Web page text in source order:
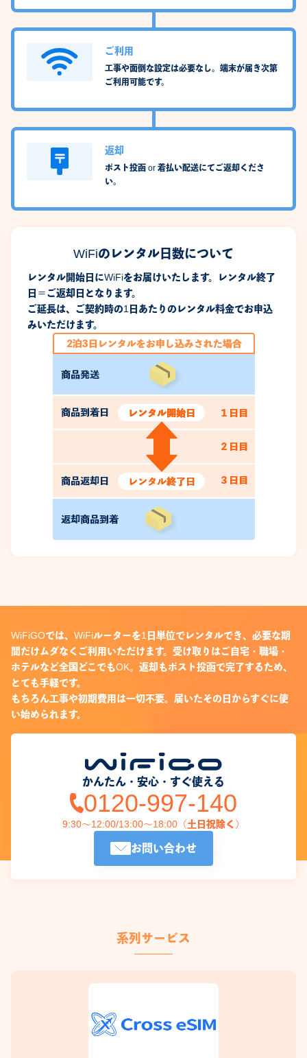
ご利用
工事や面倒な設定は必要なし。端末が届き次第
ご利用可能です。
返却
ポスト投函 or 着払い配送にてご返却くださ
い。
WiFiのレンタル日数について
レンタル開始日にWiFiをお届けいたします。レンタル終了
日＝ご返却日となります。
ご延長は、ご契約時の1日あたりのレンタル料金でお申込
みいただけます。
WiFiGOでは、WiFiルーターを1日単位でレンタルでき、必要な期
間だけムダなくご利用いただけます。受け取りはご自宅・職場・
ホテルなど全国どこでもOK。返却もポスト投函で完了するため、
とても手軽です。
もちろん工事や初期費用は一切不要。届いたその日からすぐに使
い始められます。
かんたん・安心・すぐ使える
0120-997-140
9:30～12:00/13:00～18:00（土日祝除く）
お問い合わせ
系列サービス